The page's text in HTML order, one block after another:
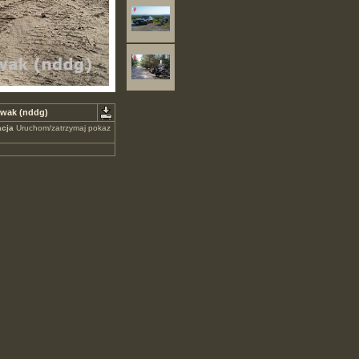
(nddg)
Uruchom/zatrzymaj pokaz